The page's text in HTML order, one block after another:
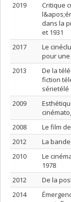
2019
Critique
dans la
et 1931
2017
Le
pour
2013
De la
fiction
sérietélé
2009
2008
Le film
2012
La
2010
Le
1978
2012
De la
2014